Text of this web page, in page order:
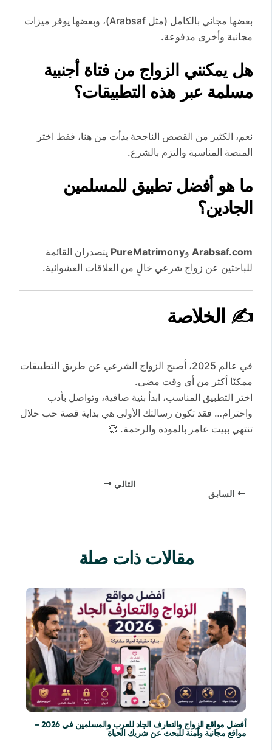
بعضها مجاني بالكامل (مثل Arabsaf)، وبعضها يوفر ميزات
مجانية وأخرى مدفوعة.
هل يمكنني الزواج من فتاة أجنبية
مسلمة عبر هذه التطبيقات؟
نعم، الكثير من القصص الناجحة بدأت من هنا، فقط اختر
المنصة المناسبة والتزم بالشرع.
ما هو أفضل تطبيق للمسلمين
الجادين؟
Arabsaf.com وPureMatrimony يتصدران القائمة
للباحثين عن زواج شرعي خالٍ من العلاقات العشوائية.
✍️الخلاصة
في عالم 2025، أصبح الزواج الشرعي عن طريق التطبيقات
ممكنًا أكثر من أي وقت مضى.
اختر التطبيق المناسب، ابدأ بنية صافية، وتواصل بأدب
واحترام… فقد تكون رسالتك الأولى هي بداية قصة حب حلال
تنتهي ببيت عامر بالمودة والرحمة. 💞
السابق
التالي
مقالات ذات صلة
أفضل مواقع الزواج والتعارف الجاد للعرب والمسلمين في 2026 –
مواقع مجانية وآمنة للبحث عن شريك الحياة